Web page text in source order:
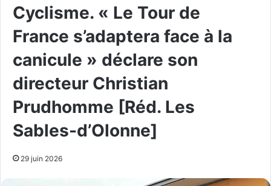
Cyclisme. « Le Tour de
France s’adaptera face à la
canicule » déclare son
directeur Christian
Prudhomme [Réd. Les
Sables-d’Olonne]
29 juin 2026